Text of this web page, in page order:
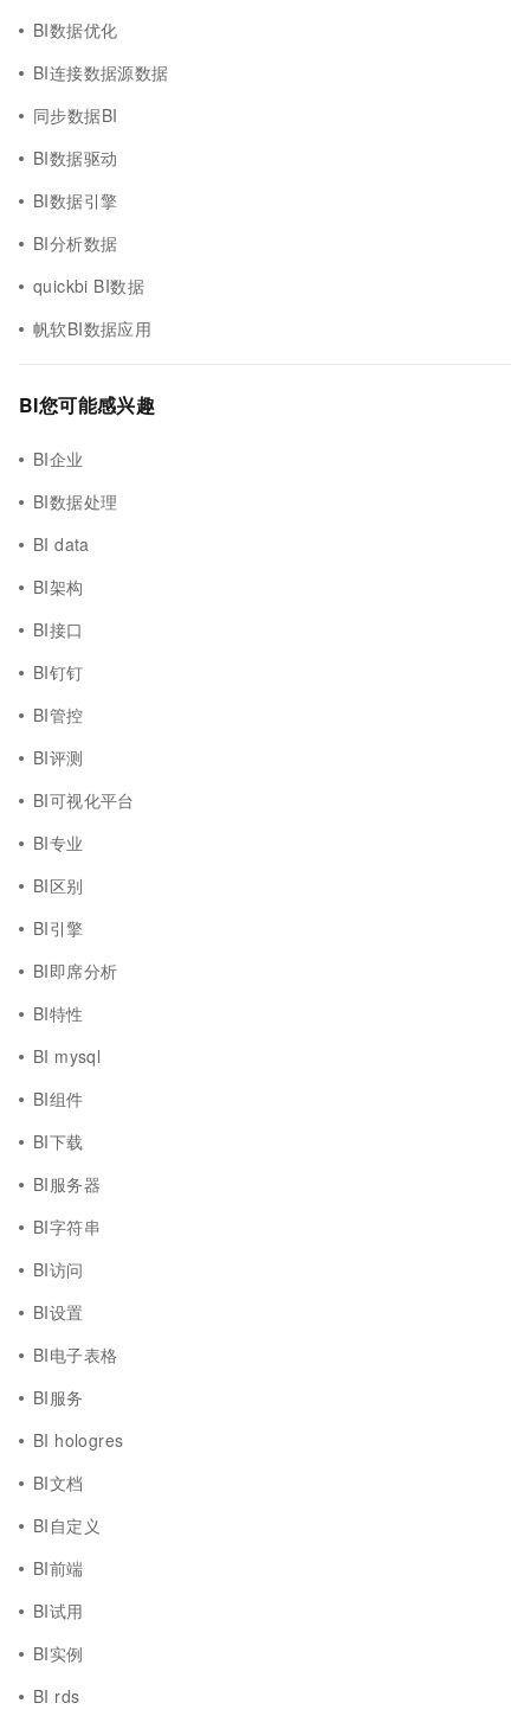
BI数据优化
BI连接数据源数据
同步数据BI
BI数据驱动
BI数据引擎
BI分析数据
quickbi BI数据
帆软BI数据应用
BI您可能感兴趣
BI企业
BI数据处理
BI data
BI架构
BI接口
BI钉钉
BI管控
BI评测
BI可视化平台
BI专业
BI区别
BI引擎
BI即席分析
BI特性
BI mysql
BI组件
BI下载
BI服务器
BI字符串
BI访问
BI设置
BI电子表格
BI服务
BI hologres
BI文档
BI自定义
BI前端
BI试用
BI实例
BI rds